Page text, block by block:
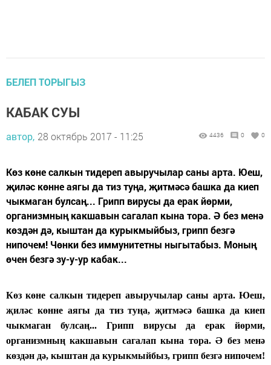
БЕЛЕП ТОРЫГЫЗ
КАБАК СУЫ
автор, 28 октябрь 2017 - 11:25 4436 0 0
Көз көне салкын тидереп авыручылар саны арта. Юеш,
җиләс көнне аягы да тиз туңа, җитмәсә башка да киеп
чыкмаган булсаң... Грипп вирусы да ерак йөрми,
организмның какшавын сагалап кына тора. Ә без менә
көздән дә, кыштан да курыкмыйбыз, грипп безгә
нипочем! Чөнки без иммунитетны ныгытабыз. Моның
өчен безгә зу-у-ур кабак...
Көз көне салкын тидереп авыручылар саны арта. Юеш,
җиләс көнне аягы да тиз туңа, җитмәсә башка да киеп
чыкмаган булсаң... Грипп вирусы да ерак йөрми,
организмның какшавын сагалап кына тора. Ә без менә
көздән дә, кыштан да курыкмыйбыз, грипп безгә нипочем!